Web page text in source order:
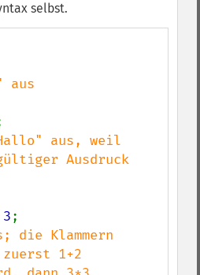
selbst.
aus, weil
Ausdruck
3
Klammern
1+2